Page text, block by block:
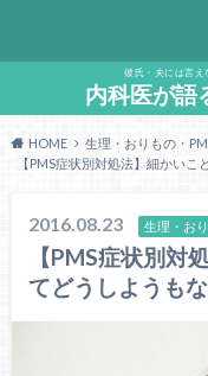
彼氏・夫には言え
内科医が語
HOME
生理・おりもの・
【PMS症状別対処法】細かいこ
2016.08.23 生理・お
【PMS症状別対
てどうしようもな